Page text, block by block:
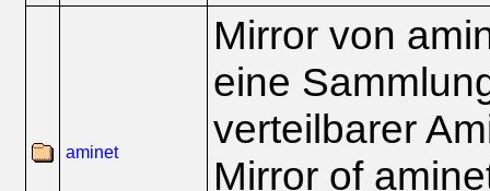
aminet
Mirror von
eine
verteilbarer
Mirror of